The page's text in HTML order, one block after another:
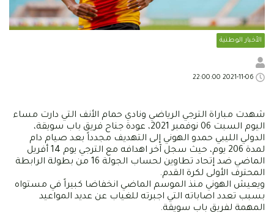
الأخبار الوطنية
شهدت مباراة الترجي الرياضي ونادي حمام الأنف التي دارت مساء
اليوم السبت 06 نوفمبر 2021، عودة جناح فريق باب سويقة،
الدولي الليبي حمدو الهوني إلى التهديف مجدداً بعد صيام دام
لمدة 206 يوم، حيث سجل آخر اهدافه مع الترجي يوم 14 أفريل
الماضي ضد إتحاد تطاوين لحساب الجولة 16 من بطولة الرابطة
المحترف الأولى لكرة القدم.
ويعيش الهوني منذ الموسم الماضي انخفاضا كبيراً في مستواه
بسبب تعدد اصاباته التي اجبرته للغياب عن عديد المواعيد
المهمة لفريق باب سويقة.